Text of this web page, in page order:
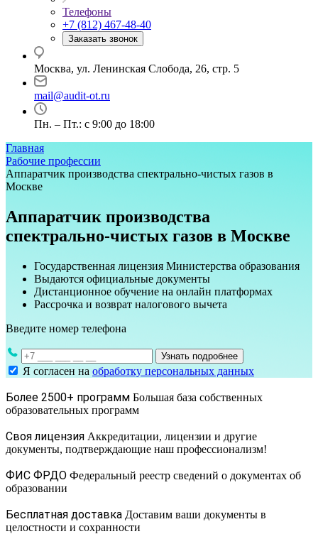
Телефоны
+7 (812) 467-48-40
Заказать звонок
Москва, ул. Ленинская Слобода, 26, стр. 5
mail@audit-ot.ru
Пн. – Пт.: с 9:00 до 18:00
Главная
Рабочие профессии
Аппаратчик производства спектрально-чистых газов в
Москве
Аппаратчик производства
спектрально-чистых газов в Москве
Государственная лицензия Министерства образования
Выдаются официальные документы
Дистанционное обучение на онлайн платформах
Рассрочка и возврат налогового вычета
Введите номер телефона
Узнать подробнее
Я согласен на обработку персональных данных
Более 2500+ программ Большая база собственных
образовательных программ
Своя лицензия Аккредитации, лицензии и другие
документы, подтверждающие наш профессионализм!
ФИС ФРДО Федеральный реестр сведений о документах об
образовании
Бесплатная доставка Доставим ваши документы в
целостности и сохранности